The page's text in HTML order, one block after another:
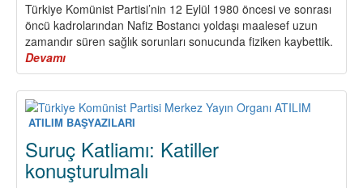
Türkiye Komünist Partisi’nin 12 Eylül 1980 öncesi ve sonrası
öncü kadrolarından Nafiz Bostancı yoldaşı maalesef uzun
zamandır süren sağlık sorunları sonucunda fiziken kaybettik.
Devamı
Nafiz
Bostancı
Yoldaşı
Kaybettik
ATILIM BAŞYAZILARI
Suruç Katliamı: Katiller
konuşturulmalı